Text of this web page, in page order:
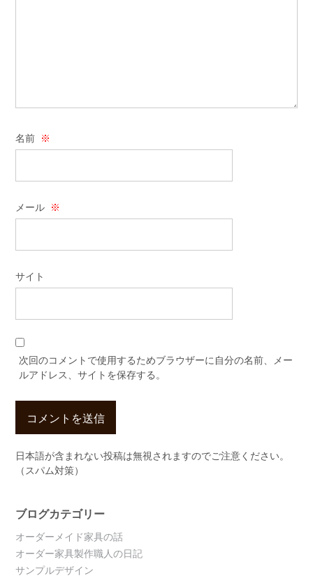
名前 ※
メール ※
サイト
次回のコメントで使用するためブラウザーに自分の名前、メー
ルアドレス、サイトを保存する。
日本語が含まれない投稿は無視されますのでご注意ください。
（スパム対策）
ブログカテゴリー
オーダーメイド家具の話
オーダー家具製作職人の日記
サンプルデザイン